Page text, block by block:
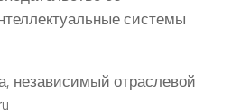
системы
независимый отраслевой